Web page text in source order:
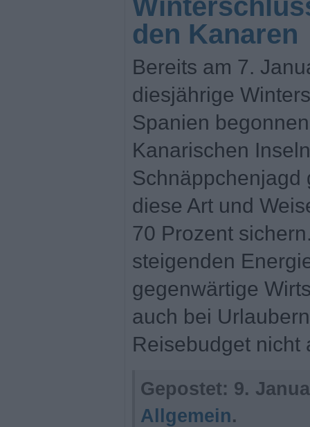
den Kanaren
Bereits am 7.
diesjährige
Spanien
Kanarischen
Schnäppchenjagd
diese Art und
70 Prozent
steigenden
gegenwärtige
auch bei
Reisebudget
Gepostet: 9.
Allgemein.